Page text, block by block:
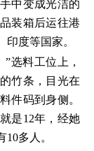
中变成光洁的
装箱后运往港
度等国家。
选料工位上，
竹条，目光在
件码到身侧。
是12年，经她
多人。